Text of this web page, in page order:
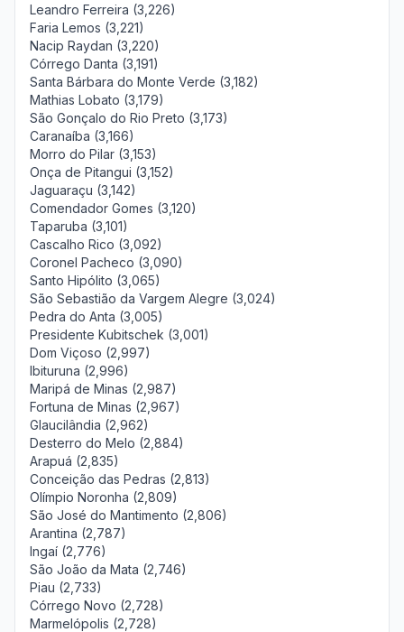
Leandro Ferreira (3,226)
Faria Lemos (3,221)
Nacip Raydan (3,220)
Córrego Danta (3,191)
Santa Bárbara do Monte Verde (3,182)
Mathias Lobato (3,179)
São Gonçalo do Rio Preto (3,173)
Caranaíba (3,166)
Morro do Pilar (3,153)
Onça de Pitangui (3,152)
Jaguaraçu (3,142)
Comendador Gomes (3,120)
Taparuba (3,101)
Cascalho Rico (3,092)
Coronel Pacheco (3,090)
Santo Hipólito (3,065)
São Sebastião da Vargem Alegre (3,024)
Pedra do Anta (3,005)
Presidente Kubitschek (3,001)
Dom Viçoso (2,997)
Ibituruna (2,996)
Maripá de Minas (2,987)
Fortuna de Minas (2,967)
Glaucilândia (2,962)
Desterro do Melo (2,884)
Arapuá (2,835)
Conceição das Pedras (2,813)
Olímpio Noronha (2,809)
São José do Mantimento (2,806)
Arantina (2,787)
Ingaí (2,776)
São João da Mata (2,746)
Piau (2,733)
Córrego Novo (2,728)
Marmelópolis (2,728)